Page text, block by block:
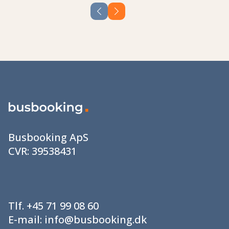
Busbooking ApS
CVR: 39538431
Tlf. +45 71 99 08 60
E-mail: info@busbooking.dk